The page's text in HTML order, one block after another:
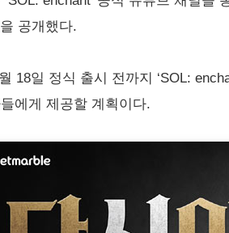
공개했다.
18일 정식 출시 전까지 ‘SOL:
에게 제공할 계획이다.